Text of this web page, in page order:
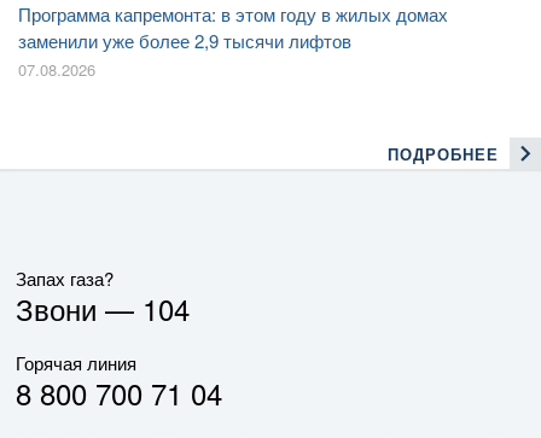
Программа капремонта: в этом году в жилых домах
заменили уже более 2,9 тысячи лифтов
07.08.2026
ПОДРОБНЕЕ
Запах газа?
Звони — 104
Горячая линия
8 800 700 71 04